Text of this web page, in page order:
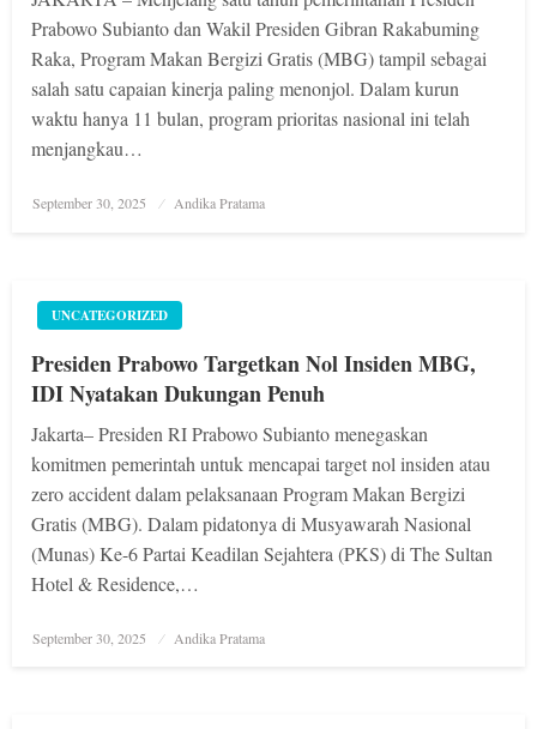
Prabowo Subianto dan Wakil Presiden Gibran Rakabuming
Raka, Program Makan Bergizi Gratis (MBG) tampil sebagai
salah satu capaian kinerja paling menonjol. Dalam kurun
waktu hanya 11 bulan, program prioritas nasional ini telah
menjangkau…
Posted
September 30, 2025 Andika Pratama
UNCATEGORIZED
Presiden Prabowo Targetkan Nol Insiden MBG,
IDI Nyatakan Dukungan Penuh
Jakarta– Presiden RI Prabowo Subianto menegaskan
komitmen pemerintah untuk mencapai target nol insiden atau
zero accident dalam pelaksanaan Program Makan Bergizi
Gratis (MBG). Dalam pidatonya di Musyawarah Nasional
(Munas) Ke-6 Partai Keadilan Sejahtera (PKS) di The Sultan
Hotel & Residence,…
Posted
September 30, 2025 Andika Pratama